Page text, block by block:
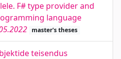
F# type provider and
language
master's theses
teisendus